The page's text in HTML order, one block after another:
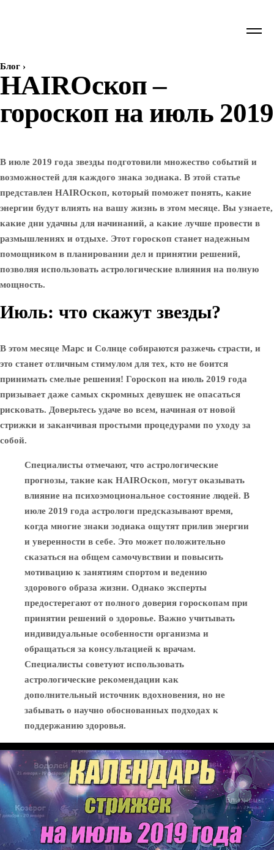
Блог ›
HAIROскоп –
гороскоп на июль 2019
В июле 2019 года звезды подготовили множество событий и
возможностей для каждого знака зодиака. В этой статье
представлен HAIROскоп, который поможет понять, какие
энергии будут влиять на вашу жизнь в этом месяце. Вы узнаете,
какие дни удачны для начинаний, а какие лучше провести в
размышлениях и отдыхе. Этот гороскоп станет надежным
помощником в планировании дел и принятии решений,
позволяя использовать астрологические влияния на полную
мощность.
Июль: что скажут звезды?
В этом месяце Марс и Солнце собираются разжечь страсти, и
это станет отличным стимулом для тех, кто не боится
принимать смелые решения! Гороскоп на июль 2019 года
призывает даже самых скромных девушек не опасаться
рисковать. Доверьтесь удаче во всем, начиная от новой
стрижки и заканчивая простыми процедурами по уходу за
собой.
Специалисты отмечают, что астрологические
прогнозы, такие как HAIROскоп, могут оказывать
влияние на психоэмоциональное состояние людей. В
июле 2019 года астрологи предсказывают время,
когда многие знаки зодиака ощутят прилив энергии
и уверенности в себе. Это может положительно
сказаться на общем самочувствии и повысить
мотивацию к занятиям спортом и ведению
здорового образа жизни. Однако эксперты
предостерегают от полного доверия гороскопам при
принятии решений о здоровье. Важно учитывать
индивидуальные особенности организма и
обращаться за консультацией к врачам.
Специалисты советуют использовать
астрологические рекомендации как
дополнительный источник вдохновения, но не
забывать о научно обоснованных подходах к
поддержанию здоровья.